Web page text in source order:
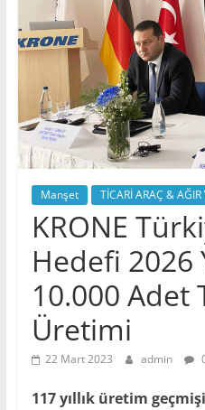
Manşet TİCARİ ARAÇ & AĞIR
KRONE
Hedefi 2026
10.000 Adet
Üretimi
22 Mart 2023 admin
117 yıllık üretim